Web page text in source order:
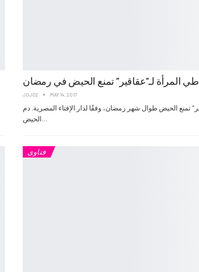
المرأة لـ”عقاقير” تمنع الحيض في رمضان
JOJO2 MAY 14, 2017
تمنع الحيض طوال شهر رمضان، وفقًا لدار الإفتاء المصرية. دم
الحيض…
فتاوى